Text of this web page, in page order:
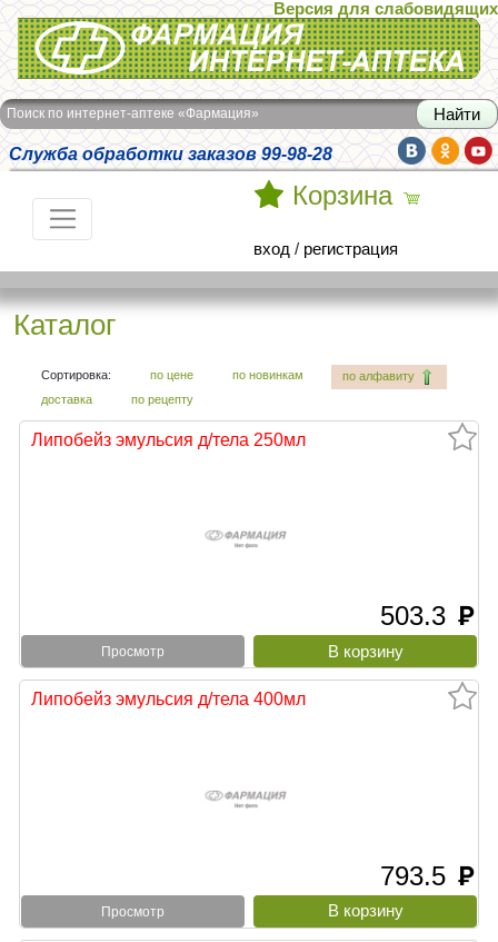
Интернет-аптека Фармация
Версия для слабовидящих
Поиск по интернет-аптеке «Фармация»
Служба обработки заказов 99-98-28
Корзина
вход / регистрация
Каталог
Сортировка: по цене по новинкам
по алфавиту
доставка
по рецепту
Липобейз эмульсия д/тела 250мл
503.3 руб
Просмотр
Липобейз эмульсия д/тела 400мл
793.5 руб
Просмотр